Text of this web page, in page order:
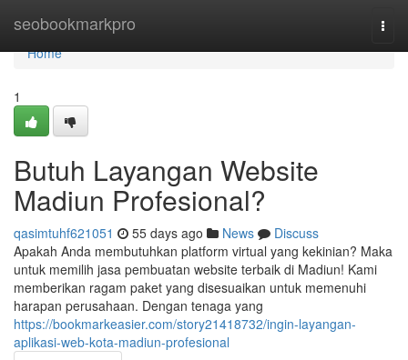
seobookmarkpro
Home
Home
1
Butuh Layangan Website
Madiun Profesional?
qasimtuhf621051 55 days ago News
Discuss
Apakah Anda membutuhkan platform virtual yang kekinian? Maka
untuk memilih jasa pembuatan website terbaik di Madiun! Kami
memberikan ragam paket yang disesuaikan untuk memenuhi
harapan perusahaan. Dengan tenaga yang
https://bookmarkeasier.com/story21418732/ingin-layangan-
aplikasi-web-kota-madiun-profesional